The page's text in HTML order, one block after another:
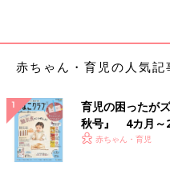
赤ちゃん・育児の人気記
育児の困ったが
秋号』 4カ月～
いっぱい！
赤ちゃん・育児